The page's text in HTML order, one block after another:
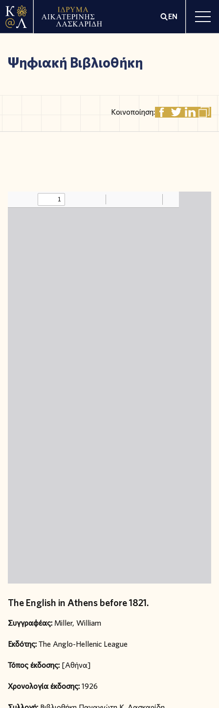
EN
Ψηφιακή Βιβλιοθήκη
Κοινοποίηση:
The English in Athens before 1821.
Συγγραφέας: Miller, William
Εκδότης:The Anglo-Hellenic League
Τόπος έκδοσης: [Αθήνα]
Χρονολογία έκδοσης:1926